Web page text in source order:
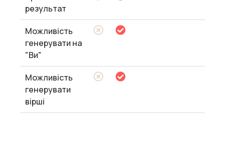
результат
Можливість
генерувати на
"Ви"
Можливість
генерувати
вірші